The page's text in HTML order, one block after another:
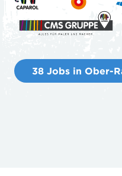
38 Jobs in Ober-